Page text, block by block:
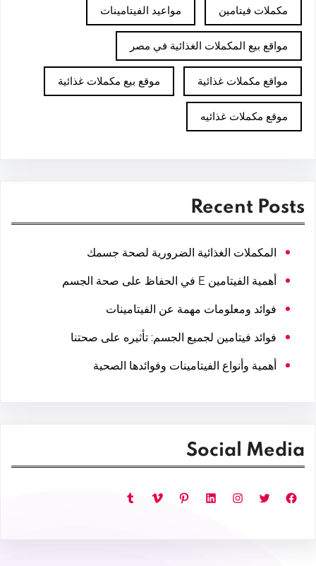
مكملات فيتامين مواعيد الفيتامينات
مواقع بيع المكملات الغذائية في مصر
مواقع مكملات غذائية موقع بيع مكملات غذائية
موقع مكملات غذائيه
Recent Posts
المكملات الغذائية الضرورية لصحة جسمك
أهمية الفيتامين E في الحفاظ على صحة الجسم
فوائد ومعلومات مهمة عن الفيتامينات
فوائد فيتامين لجميع الجسم: تأثيره على صحتنا
أهمية وأنواع الفيتامينات وفوائدها الصحية
Social Media
فيسبوك تويتر إنستجرام لينكد إن بينتريست فيميو تمبلر